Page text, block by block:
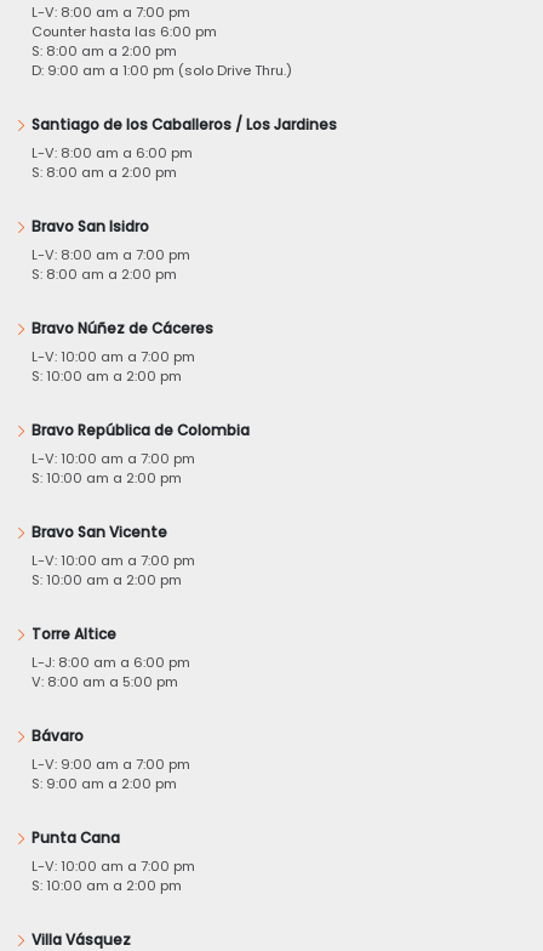
L-V: 8:00 am a 7:00 pm
Counter hasta las 6:00 pm
S: 8:00 am a 2:00 pm
D: 9:00 am a 1:00 pm (solo Drive Thru.)
Santiago de los Caballeros / Los Jardines
L-V: 8:00 am a 6:00 pm
S: 8:00 am a 2:00 pm
Bravo San Isidro
L-V: 8:00 am a 7:00 pm
S: 8:00 am a 2:00 pm
Bravo Núñez de Cáceres
L-V: 10:00 am a 7:00 pm
S: 10:00 am a 2:00 pm
Bravo República de Colombia
L-V: 10:00 am a 7:00 pm
S: 10:00 am a 2:00 pm
Bravo San Vicente
L-V: 10:00 am a 7:00 pm
S: 10:00 am a 2:00 pm
Torre Altice
L-J: 8:00 am a 6:00 pm
V: 8:00 am a 5:00 pm
Bávaro
L-V: 9:00 am a 7:00 pm
S: 9:00 am a 2:00 pm
Punta Cana
L-V: 10:00 am a 7:00 pm
S: 10:00 am a 2:00 pm
Villa Vásquez